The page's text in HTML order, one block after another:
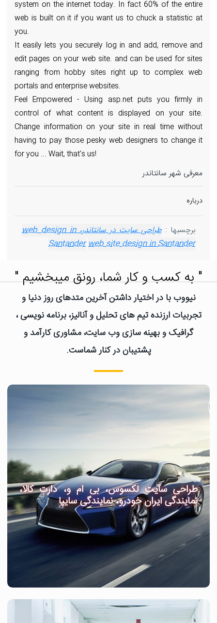
system on the internet today. In fact 60% of the entire
web is built on it if you want us to chuck a statistic at
you.
It easily lets you securely log in and add, remove and
edit pages on your web site. and can be used for sites
ranging from hobby sites right up to complex web
portals and enterprise websites.
Feel Empowered - Using asp.net puts you firmly in
control of what content is displayed on your site.
Change information on your site in real time without
having to pay those pesky web designers to change it
for you ... Wait, that's us!
معرفی شهر سانتاندر
درباره
برچسبها :
طراحی سایت در سانتاندر، web design in
Santanderweb site design in Santander
" به کسب و کار شما، رونق میبخشیم "
نیووب با در اختیار داشتن آخرین متدهای روز دنیا و
تجربیات ارزنده تیم های تحلیل و آنالیز، برنامه نویسی ،
گرافیک و بهینه سازی وب سایت، مشاوری کارآمد و
پشتیبان در کنار شماست.
طراحی سایت لکسوس، بی ام و، دارت کالا،
نمایندگی ایران خودرو، نمایندگی سایپا